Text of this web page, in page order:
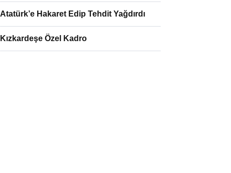
Atatürk’e Hakaret Edip Tehdit Yağdırdı
Kızkardeşe Özel Kadro